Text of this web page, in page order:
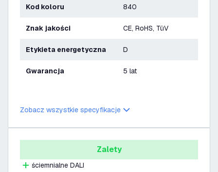
Kod koloru 840
Znak jakości CE, RoHS, TüV
Etykieta energetyczna D
Gwarancja 5 lat
Zobacz wszystkie specyfikacje
Zalety
ściemnialne DALI